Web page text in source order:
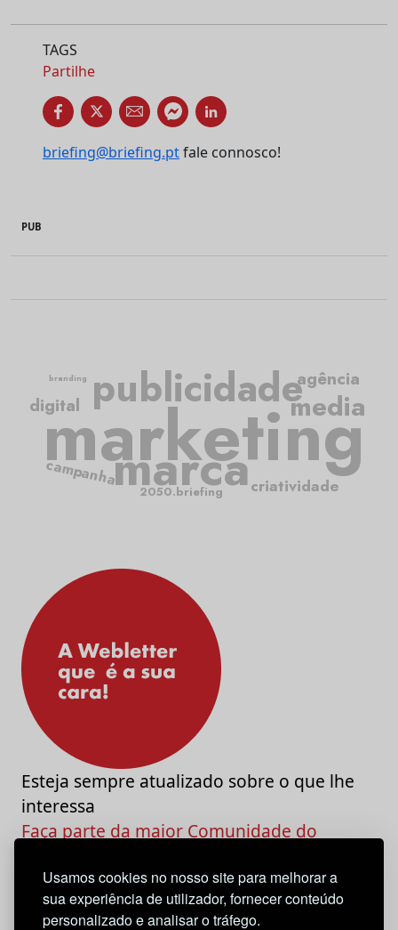
Usamos cookies no nosso site para melhorar a
sua experiência de utilizador, fornecer conteúdo
personalizado e analisar o tráfego.
TAGS
Partilhe
briefing@briefing.ptfale connosco!
PUB
marketing
publicidade
marcacriatividade
campanha
media
agência
digital
2050.briefing
branding
Esteja sempre atualizado sobre o que lhe
interessa
Faça parte da maior Comunidade do